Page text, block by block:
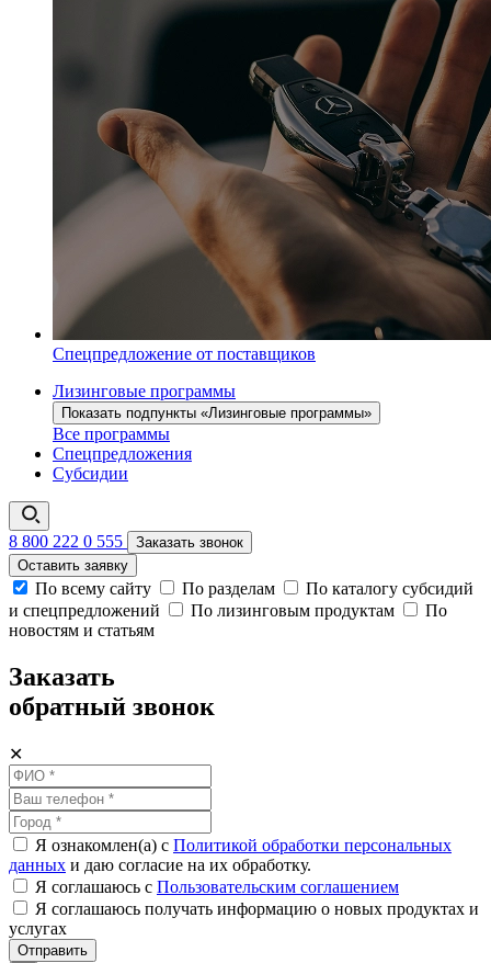
Спецпредложение от поставщиков
Лизинговые программы
Показать подпункты «Лизинговые программы»
Все программы
Спецпредложения
Субсидии
8 800 222 0 555
Заказать звонок
Оставить заявку
По всему сайту По разделам
По каталогу субсидий
и спецпредложений
По лизинговым продуктам
По
новостям и статьям
Заказать
обратный звонок
✕
Я ознакомлен(а) с Политикой обработки персональных
данных и даю согласие на их обработку.
Я соглашаюсь c Пользовательским соглашением
Я соглашаюсь получать информацию о новых продуктах и
услугах
Отправить